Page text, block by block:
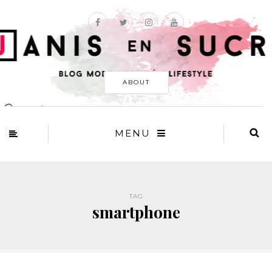
ABOUT
MENU
TAG
smartphone